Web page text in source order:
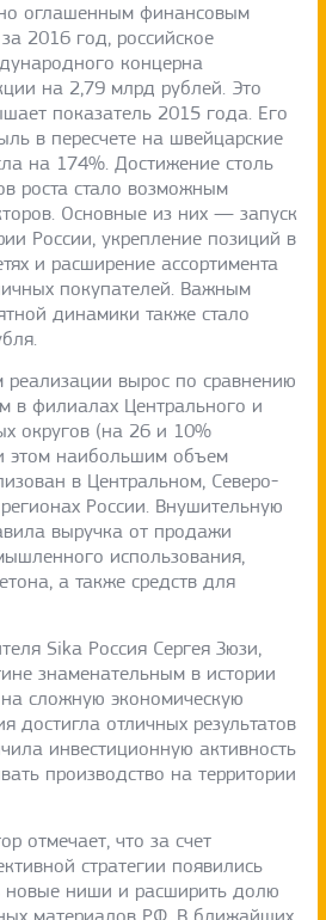
оглашенным финансовым
2016 год, российское
концерна
на 2,79 млрд рублей. Это
показатель 2015 года. Его
в пересчете на швейцарские
на 174%. Достижение столь
роста стало возможным
Основные из них — запуск
России, укрепление позиций в
и расширение ассортимента
покупателей. Важным
динамики также стало
вырос по сравнению
в филиалах Центрального и
округов (на 26 и 10%
этом наибольшим объем
в Центральном, Северо-
России. Внушительную
выручка от продажи
использования,
а также средств для
Sika Россия Сергея Зюзи,
знаменательным в истории
сложную экономическую
достигла отличных результатов
инвестиционную активность
производство на территории
отмечает, что за счет
стратегии появились
новые ниши и расширить долю